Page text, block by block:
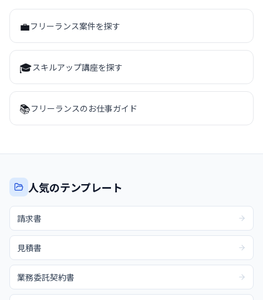
💼フリーランス案件を探す
🎓スキルアップ講座を探す
📚フリーランスのお仕事ガイド
人気のテンプレート
請求書
見積書
業務委託契約書